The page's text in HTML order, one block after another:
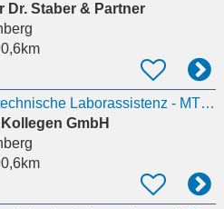
Dr. Staber & Partner
Medizinisch-technische Laborassistenz - MTLA/Biologe (m/w/d) - Mikrobiologie
GmbH